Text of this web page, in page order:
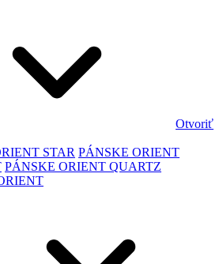
Otvoriť
STAR PÁNSKE ORIENT
PÁNSKE ORIENT QUARTZ